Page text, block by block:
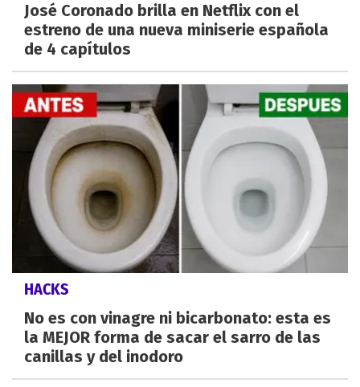
José Coronado brilla en Netflix con el
estreno de una nueva miniserie española
de 4 capítulos
HACKS
No es con vinagre ni bicarbonato: esta es
la MEJOR forma de sacar el sarro de las
canillas y del inodoro